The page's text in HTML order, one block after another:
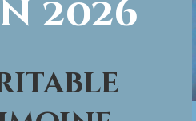
2026